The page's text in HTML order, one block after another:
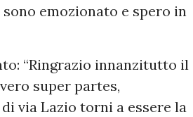
emozionato e spero in
“Ringrazio innanzitutto il
super partes,
via Lazio torni a essere la